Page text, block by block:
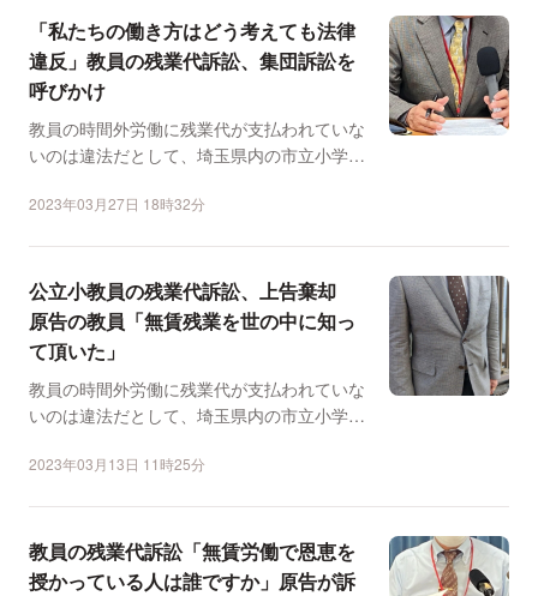
「私たちの働き方はどう考えても法律
違反」教員の残業代訴訟、集団訴訟を
呼びかけ
教員の時間外労働に残業代が支払われていな
いのは違法だとして、埼玉県内の市立小学校
2023年03月27日 18時32分
公立小教員の残業代訴訟、上告棄却
原告の教員「無賃残業を世の中に知っ
て頂いた」
教員の時間外労働に残業代が支払われていな
いのは違法だとして、埼玉県内の市立小学校
2023年03月13日 11時25分
教員の残業代訴訟「無賃労働で恩恵を
授かっている人は誰ですか」原告が訴